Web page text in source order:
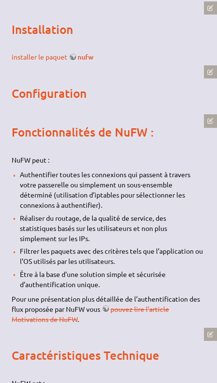
Installation
installer le paquet nufw
Configuration
Fonctionnalités de NuFW :
NuFW peut :
Authentifier toutes les connexions qui passent à travers
votre passerelle ou simplement un sous-ensemble
déterminé (utilisation d’iptables pour sélectionner les
connexions à authentifier).
Réaliser du routage, de la qualité de service, des
statistiques basés sur les utilisateurs et non plus
simplement sur les IPs.
Filtrer les paquets avec des critères tels que l’application ou
l’OS utilisés par les utilisateurs.
Être à la base d’une solution simple et sécurisée
d’authentification unique.
Pour une présentation plus détaillée de l’authentification des
flux proposée par NuFW vous
pouvez lire l’article
Motivations de NuFW.
Caractéristiques Technique